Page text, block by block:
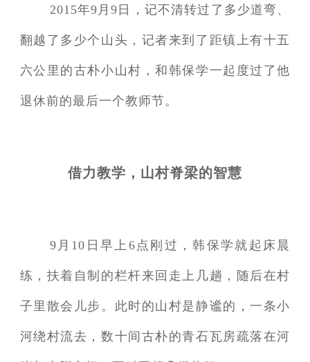
2015年9月9日，记不清转过了多少道弯、
翻越了多少个山头，记者来到了距镇上有十五
六公里的古朴小山村，和韩保学一起度过了他
退休前的最后一个教师节。
借力教学，山村脊梁的智慧
9月10日早上6点刚过，韩保学就起床晨
练，扶着自制的栏杆来回走上几趟，随后在村
子里散会儿步。此时的山村是静谧的，一条小
河绕村流去，数十间古朴的青石瓦房疏落在河